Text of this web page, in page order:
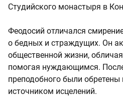
Студийского монастыря в
Феодосий отличался
о бедных и страждущих. Он
общественной жизни,
помогая нуждающимся.
преподобного были
источником исцелений.